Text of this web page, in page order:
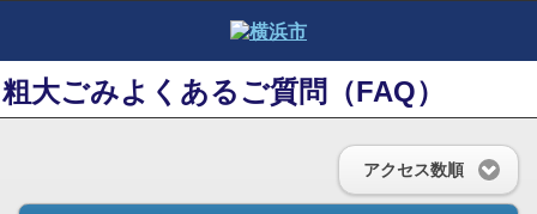
粗大ごみよくあるご質問（FAQ）
アクセス数順